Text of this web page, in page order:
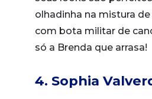
olhadinha na mistura
com bota militar de
só a Brenda que arrasa!
4. Sophia